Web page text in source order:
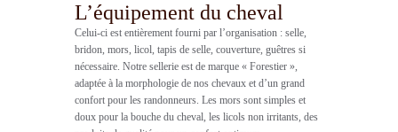
L’équipement du cheval
Celui-ci est entièrement fourni par l’organisation : selle,
bridon, mors, licol, tapis de selle, couverture, guêtres si
nécessaire. Notre sellerie est de marque « Forestier »,
adaptée à la morphologie de nos chevaux et d’un grand
confort pour les randonneurs. Les mors sont simples et
doux pour la bouche du cheval, les licols non irritants, des